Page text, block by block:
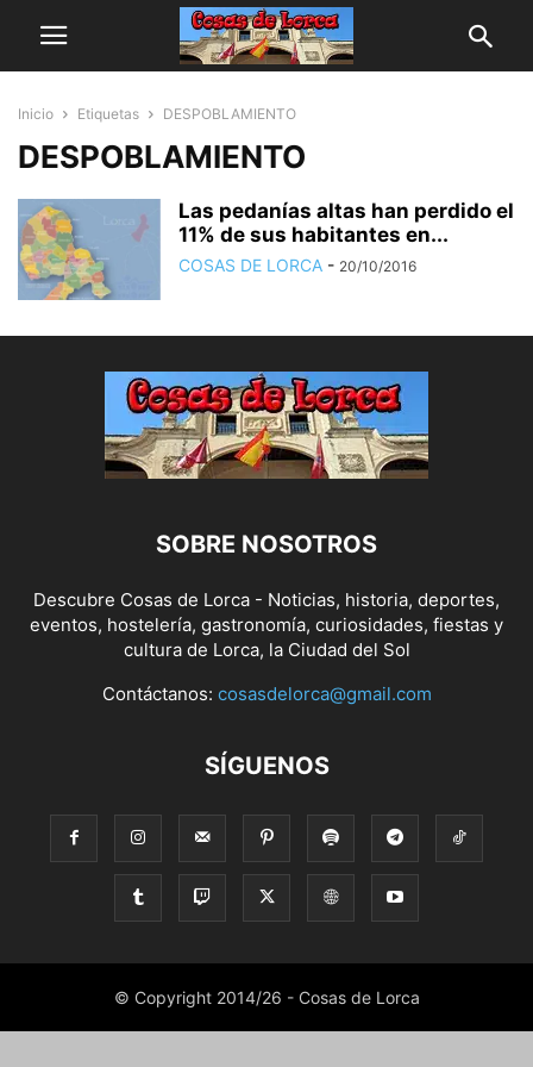
Inicio Etiquetas DESPOBLAMIENTO
DESPOBLAMIENTO
Las pedanías altas han perdido el
11% de sus habitantes en...
COSAS DE LORCA - 20/10/2016
SOBRE NOSOTROS
Descubre Cosas de Lorca - Noticias, historia, deportes,
eventos, hostelería, gastronomía, curiosidades, fiestas y
cultura de Lorca, la Ciudad del Sol
Contáctanos: cosasdelorca@gmail.com
SÍGUENOS
© Copyright 2014/26 - Cosas de Lorca